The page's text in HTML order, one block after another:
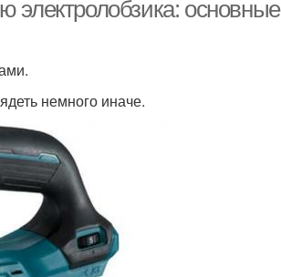
основные
немного иначе.